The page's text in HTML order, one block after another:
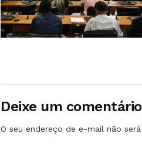
Deixe um comentário
O seu endereço de e-mail não